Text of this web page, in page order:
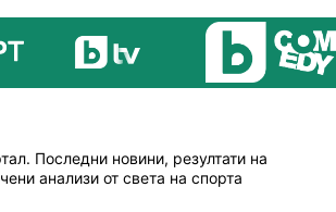
Последни новини, резултати на
анализи от света на спорта